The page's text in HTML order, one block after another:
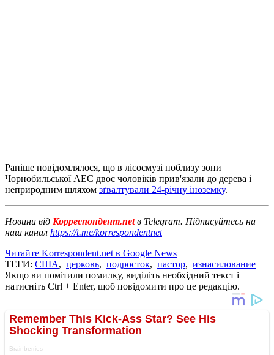
Раніше повідомлялося, що в лісосмузі поблизу зони
Чорнобильської АЕС двоє чоловіків прив'язали до дерева і
неприродним шляхом зґвалтували 24-річну іноземку.
Новини від Корреспондент.netв Telegram. Підписуйтесь на
наш канал https://t.me/korrespondentnet
Читайте Korrespondent.net в Google News
ТЕГИ: США, церковь, подросток, пастор, изнасилование
Якщо ви помітили помилку, виділіть необхідний текст і
натисніть Ctrl + Enter, щоб повідомити про це редакцію.